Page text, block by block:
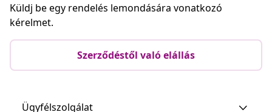
Küldj be egy rendelés lemondására vonatkozó
kérelmet.
Szerződéstől való elállás
Ügyfélszolgálat